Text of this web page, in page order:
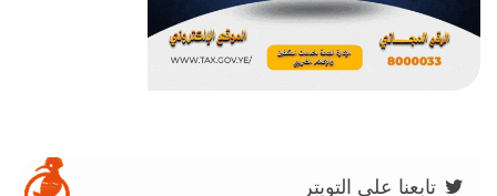
تابعنا على التويتر